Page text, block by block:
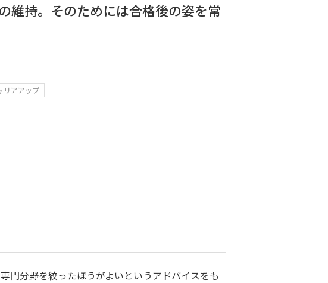
維持。そのためには合格後の姿を常
リアアップ
門分野を絞ったほうがよいというアドバイスをも